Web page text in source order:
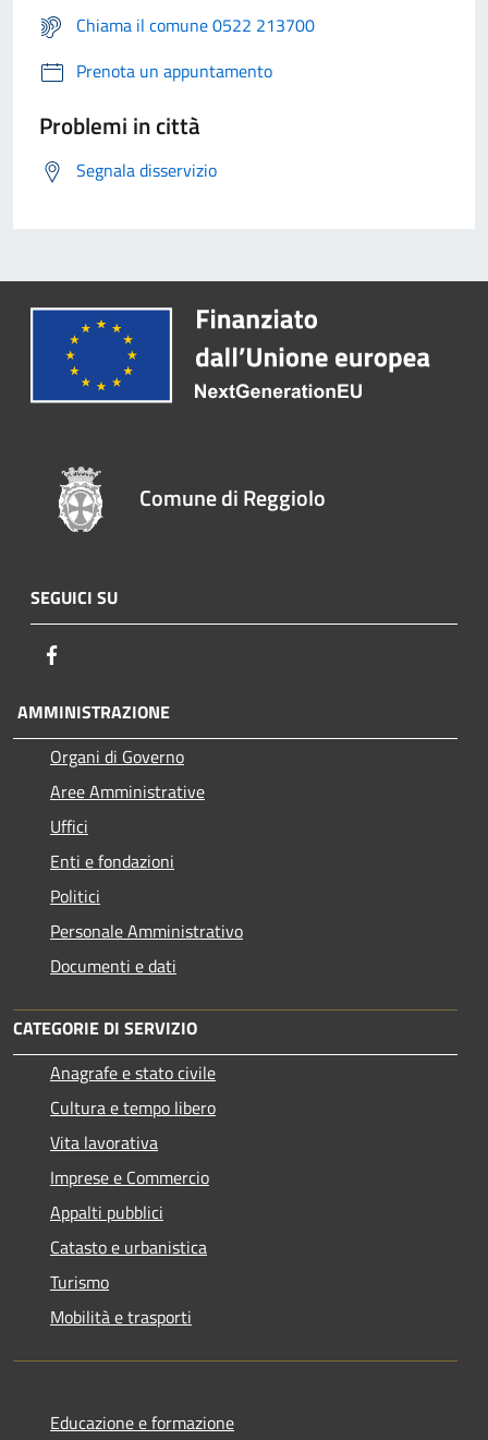
Chiama il comune 0522 213700
Prenota un appuntamento
Problemi in città
Segnala disservizio
Comune di Reggiolo
SEGUICI SU
AMMINISTRAZIONE
Organi di Governo
Aree Amministrative
Uffici
Enti e fondazioni
Politici
Personale Amministrativo
Documenti e dati
CATEGORIE DI SERVIZIO
Anagrafe e stato civile
Cultura e tempo libero
Vita lavorativa
Imprese e Commercio
Appalti pubblici
Catasto e urbanistica
Turismo
Mobilità e trasporti
Educazione e formazione